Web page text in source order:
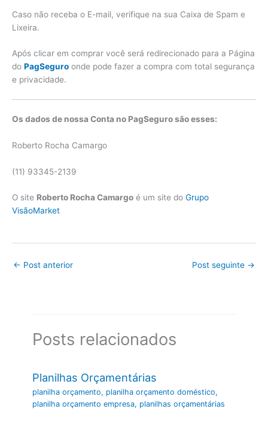
Caso não receba o E-mail, verifique na sua Caixa de Spam e
Lixeira.
Após clicar em comprar você será redirecionado para a Página
do PagSeguro onde pode fazer a compra com total segurança
e privacidade.
Os dados de nossa Conta no PagSeguro são esses:
Roberto Rocha Camargo
(11) 93345-2139
O site Roberto Rocha Camargo é um site do Grupo
VisãoMarket
← Post anterior Post seguinte →
Posts relacionados
Planilhas Orçamentárias
planilha orçamento, planilha orçamento doméstico,
planilha orçamento empresa, planilhas orçamentárias